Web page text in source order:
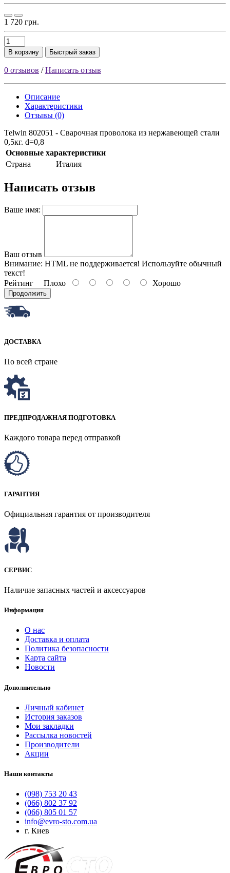
1 720 грн.
В корзину Быстрый заказ
0 отзывов /Написать отзыв
Описание
Характеристики
Отзывы (0)
Telwin 802051 - Сварочная проволока из нержавеющей стали
0,5кг. d=0,8
Основные характеристики
Страна
Италия
Написать отзыв
Ваше имя:
Ваш отзыв
Внимание: HTML не поддерживается! Используйте обычный
текст!
Рейтинг Плохо Хорошо
Продолжить
ДОСТАВКА
По всей стране
ПРЕДПРОДАЖНАЯ ПОДГОТОВКА
Каждого товара перед отправкой
ГАРАНТИЯ
Официальная гарантия от производителя
СЕРВИС
Наличие запасных частей и аксессуаров
Информация
О нас
Доставка и оплата
Политика безопасности
Карта сайта
Новости
Дополнительно
Личный кабинет
История заказов
Мои закладки
Рассылка новостей
Производители
Акции
Наши контакты
(098) 753 20 43
(066) 802 37 92
(066) 805 01 57
info@evro-sto.com.ua
г. Киев